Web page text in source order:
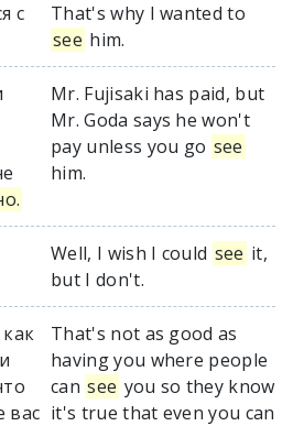
с
That's why I wanted to
see him.
Mr. Fujisaki has paid, but
Mr. Goda says he won't
pay unless you go see
him.
Well, I wish I could see it,
but I don't.
вас
That's not as good as
having you where people
can see you so they know
it's true that even you can